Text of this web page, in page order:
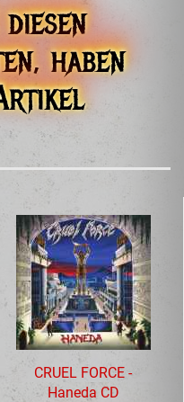
haben
CRUEL FORCE -
Haneda CD